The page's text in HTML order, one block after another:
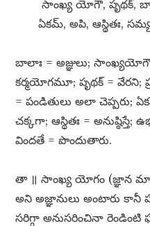
సాంఖ్య యోగౌ, పృథక్​,
ఏకమ్​, అపి, ఆస్థితః,
బాలాః = అజ్ఞులు;
కర్మయోగమూ; పృథక్​ = వేరని;
= పండితులు అలా చెప్పరు;
చక్కగా; ఆస్థితః =
విందతే = పొందుతారు.
తా ॥ సాంఖ్య యోగం (జ్ఞాన
అని అజ్ఞానులు అంటారు కానీ
సరిగ్గా అనుసరించినా రెండింటి